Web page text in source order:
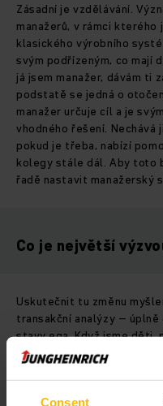
Consent
Zásadní je vzdělávání.
manažerů, v rámci
klasického výrobního
svým podřízeným, co mají
já jsem manažer, dávám ti
podstatě se jedná o
manažer určuje cíl a je
vhodného řešení.
pokud je třeba, nabízí
kolegy stále dál. Aby toto
řadě nastavit manažerský
Co je největší
Uskutečnit tu změnu
transakční analýzy –
stavy ega. Když jsme děti,
říkají, co máme a nemáme